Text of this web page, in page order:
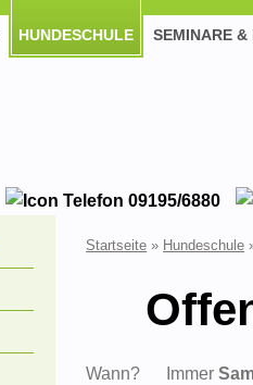
HUNDESCHULE SEMINARE &
09195/6880
Startseite » Hundeschule
Wann? Immer